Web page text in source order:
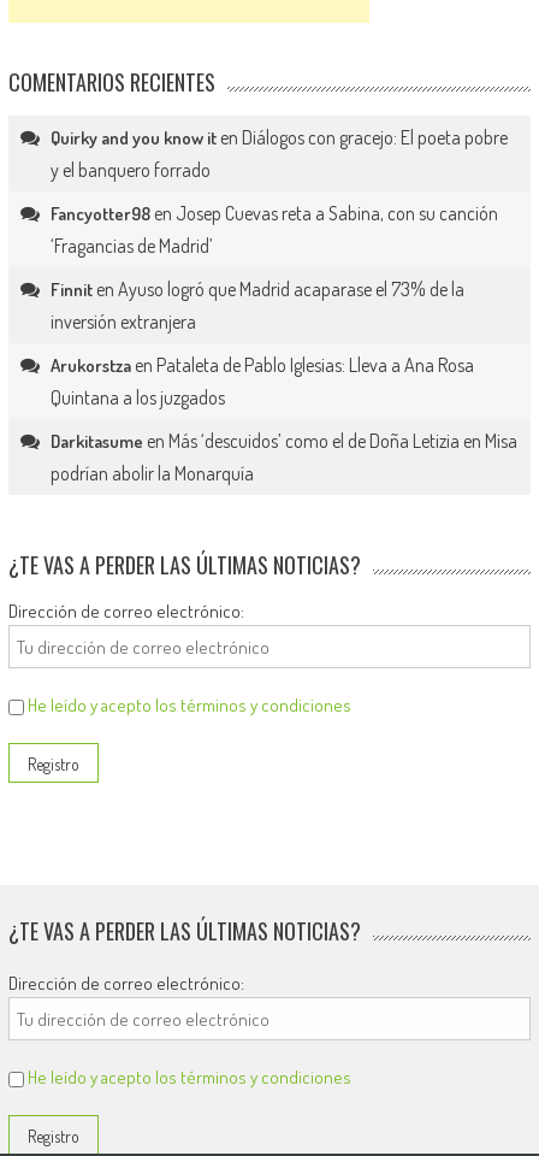
COMENTARIOS RECIENTES
Quirky and you know iten Diálogos con gracejo: El poeta pobre
y el banquero forrado
Fancyotter98en Josep Cuevas reta a Sabina, con su canción
‘Fragancias de Madrid’
Finniten Ayuso logró que Madrid acaparase el 73% de la
inversión extranjera
Arukorstzaen Pataleta de Pablo Iglesias: Lleva a Ana Rosa
Quintana a los juzgados
Darkitasume en Más ‘descuidos’ como el de Doña Letizia en Misa
podrían abolir la Monarquía
¿TE VAS A PERDER LAS ÚLTIMAS NOTICIAS?
Dirección de correo electrónico:
He leído y acepto los términos y condiciones
¿TE VAS A PERDER LAS ÚLTIMAS NOTICIAS?
Dirección de correo electrónico:
He leído y acepto los términos y condiciones